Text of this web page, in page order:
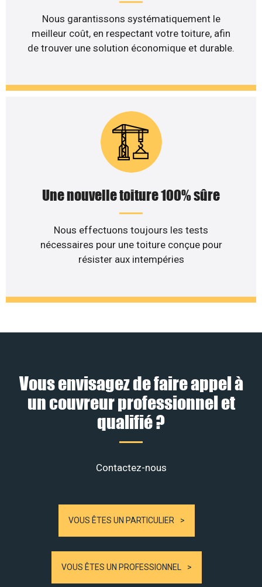
Nous garantissons systématiquement le
meilleur coût, en respectant votre toiture, afin
de trouver une solution économique et durable.
Une nouvelle toiture 100% sûre
Nous effectuons toujours les tests
nécessaires pour une toiture conçue pour
résister aux intempéries
Vous envisagez de faire appel à
un couvreur professionnel et
qualifié ?
Contactez-nous
VOUS ÊTES UN PARTICULIER
VOUS ÊTES UN PROFESSIONNEL